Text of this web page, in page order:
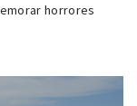
horrores